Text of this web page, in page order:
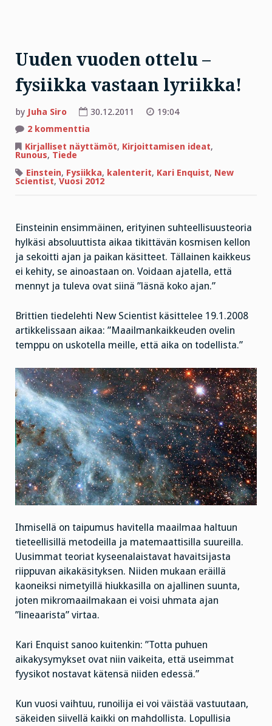
Uuden vuoden ottelu –
fysiikka vastaan lyriikka!
by Juha Siro 30.12.2011
19:04
2 kommenttia
vuoden
fysiikka
vastaan
Kirjalliset näyttämöt, Kirjoittamisen ideat,
Runous, Tiede
Einstein, Fysiikka, kalenterit, Kari Enquist, New
Scientist, Vuosi 2012
Einsteinin ensimmäinen, erityinen suhteellisuusteoria
hylkäsi absoluuttista aikaa tikittävän kosmisen kellon
ja sekoitti ajan ja paikan käsitteet. Tällainen kaikkeus
ei kehity, se ainoastaan on. Voidaan ajatella, että
mennyt ja tuleva ovat siinä ”läsnä koko ajan.”
Brittien tiedelehti New Scientist käsittelee 19.1.2008
artikkelissaan aikaa: ”Maailmankaikkeuden ovelin
temppu on uskotella meille, että aika on todellista.”
Ihmisellä on taipumus havitella maailmaa haltuun
tieteellisillä metodeilla ja matemaattisilla suureilla.
Uusimmat teoriat kyseenalaistavat havaitsijasta
riippuvan aikakäsityksen. Niiden mukaan eräillä
kaoneiksi nimetyillä hiukkasilla on ajallinen suunta,
joten mikromaailmakaan ei voisi uhmata ajan
”lineaarista” virtaa.
Kari Enquist sanoo kuitenkin: ”Totta puhuen
aikakysymykset ovat niin vaikeita, että useimmat
fyysikot nostavat kätensä niiden edessä.”
Kun vuosi vaihtuu, runoilija ei voi väistää vastuutaan,
säkeiden siivellä kaikki on mahdollista. Lopullisia